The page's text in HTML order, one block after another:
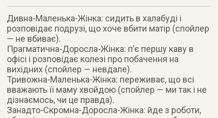
Дивна-Маленька-Жінка: сидить в халабуді і
розповідає подрузі, що хоче вбити матір (спойлер
— не вбиває).
Прагматична-Доросла-Жінка: п’є першу каву в
офісі і розповідає колезі про побачення на
вихідних (спойлер — невдале).
Тривожна-Маленька-Жінка: переживає, що всі
вважають її маму хвойдою (спойлер — ми так і не
дізнаємось, чи це правда).
Занадто-Скромна-Доросла-Жінка: йде з роботи,